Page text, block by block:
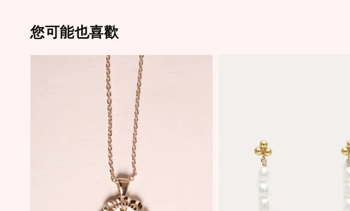
您可能也喜歡